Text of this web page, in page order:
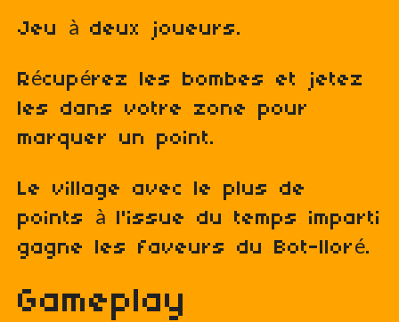
Jeu à deux joueurs.
Récupérez les bombes et jetez
les dans votre zone pour
marquer un point.
Le village avec le plus de
points à l'issue du temps imparti
gagne les faveurs du Bot-lloré.
Gameplay